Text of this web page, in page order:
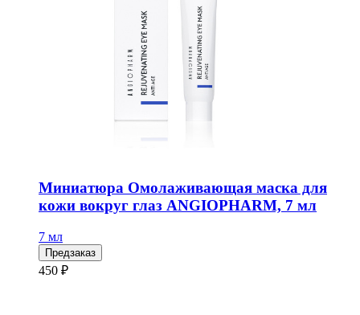
Миниатюра Омолаживающая маска для
кожи вокруг глаз ANGIOPHARM, 7 мл
7 мл
Предзаказ
450 ₽